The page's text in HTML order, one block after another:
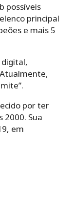
possíveis
principal
e mais 5
por ter
2000. Sua
em